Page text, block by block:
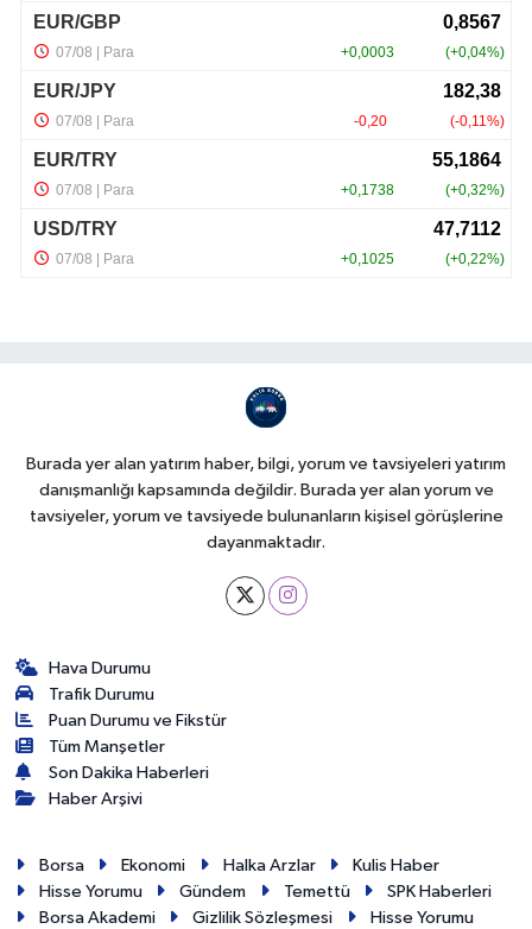
Burada yer alan yatırım haber, bilgi, yorum ve tavsiyeleri yatırım
danışmanlığı kapsamında değildir. Burada yer alan yorum ve
tavsiyeler, yorum ve tavsiyede bulunanların kişisel görüşlerine
dayanmaktadır.
Hava Durumu
Trafik Durumu
Puan Durumu ve Fikstür
Tüm Manşetler
Son Dakika Haberleri
Haber Arşivi
Borsa Ekonomi Halka Arzlar
Kulis Haber
Hisse Yorumu
Gündem Temettü
SPK Haberleri
Borsa Akademi
Gizlilik Sözleşmesi Hisse Yorumu